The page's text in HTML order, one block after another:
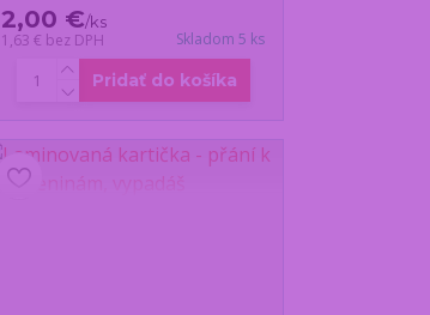
2,00 €/ks
1,63 € bez DPH Skladom 5 ks
Pridať do košíka